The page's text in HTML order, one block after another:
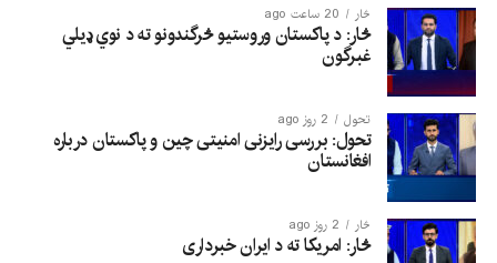
څار 20 ساعت ago
څار: د پاکستان وروستیو څرگندونو ته د نوي ډیلي
غبرگون
تحول 2 روز ago
تحول: بررسی رایزنی امنیتی چین و پاکستان درباره
افغانستان
څار 2 روز ago
څار: امریکا ته د ایران خبرداری